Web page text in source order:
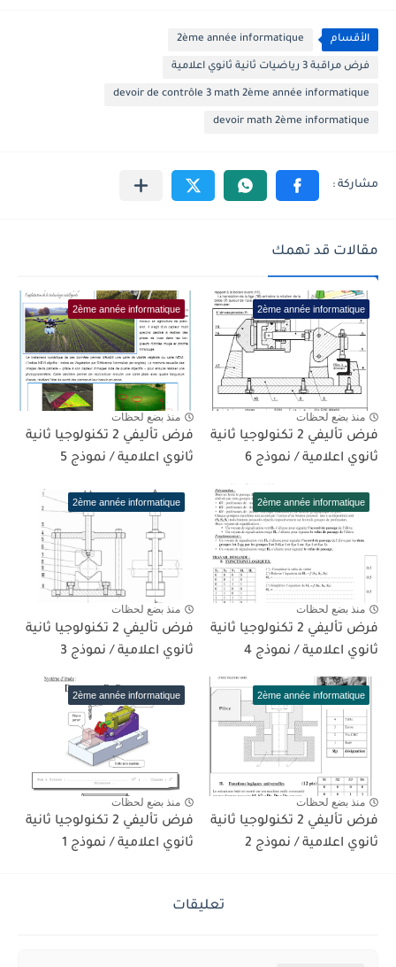
الأقسام 2ème année informatique
فرض مراقبة 3 رياضيات ثانية ثانوي اعلامية
devoir de contrôle 3 math 2ème année informatique
devoir math 2ème informatique
مقالات قد تهمك
2ème année informatique
منذ بضع لحظات
فرض تأليفي 2 تكنولوجيا ثانية
ثانوي اعلامية / نموذج 6
2ème année informatique
منذ بضع لحظات
فرض تأليفي 2 تكنولوجيا ثانية
ثانوي اعلامية / نموذج 5
2ème année informatique
منذ بضع لحظات
فرض تأليفي 2 تكنولوجيا ثانية
ثانوي اعلامية / نموذج 4
2ème année informatique
منذ بضع لحظات
فرض تأليفي 2 تكنولوجيا ثانية
ثانوي اعلامية / نموذج 3
2ème année informatique
منذ بضع لحظات
فرض تأليفي 2 تكنولوجيا ثانية
ثانوي اعلامية / نموذج 2
2ème année informatique
منذ بضع لحظات
فرض تأليفي 2 تكنولوجيا ثانية
ثانوي اعلامية / نموذج 1
تعليقات